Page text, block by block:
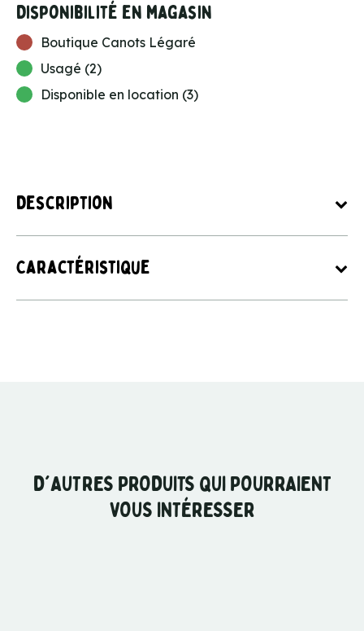
Description
Caractéristique
Disponibilité en magasin
Boutique Canots Légaré
Usagé (2)
Disponible en location (3)
D'AUTRES PRODUITS QUI POURRAIENT
VOUS INTÉRESSER